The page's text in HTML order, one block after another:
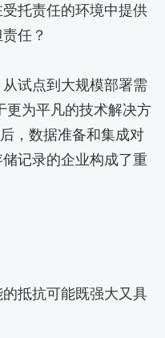
托责任的环境中提供
任？
试点到大规模部署需
更为平凡的技术解决方
，数据准备和集成对
记录的企业构成了重
抵抗可能既强大又具